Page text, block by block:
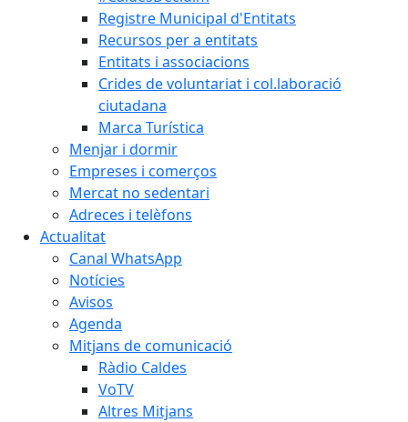
Registre Municipal d'Entitats
Recursos per a entitats
Entitats i associacions
Crides de voluntariat i col.laboració
ciutadana
Marca Turística
Menjar i dormir
Empreses i comerços
Mercat no sedentari
Adreces i telèfons
Actualitat
Canal WhatsApp
Notícies
Avisos
Agenda
Mitjans de comunicació
Ràdio Caldes
VoTV
Altres Mitjans